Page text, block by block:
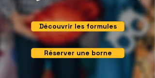
Découvrir les formules
Réserver une borne